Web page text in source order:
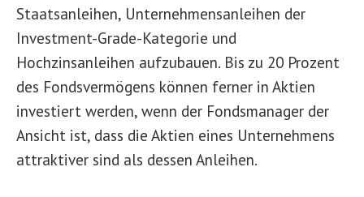
Staatsanleihen, Unternehmensanleihen der
Investment-Grade-Kategorie und
Hochzinsanleihen aufzubauen. Bis zu 20 Prozent
des Fondsvermögens können ferner in Aktien
investiert werden, wenn der Fondsmanager der
Ansicht ist, dass die Aktien eines Unternehmens
attraktiver sind als dessen Anleihen.